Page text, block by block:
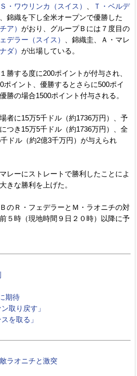
Ｓ・ワウリンカ（スイス）
Ｔ・ベルデ
、錦織を下し全米オープンで優勝した
ア） がおり、グループＢには７度目の
デラー（スイス）
、錦織圭、Ａ・マレ
ダ） が出場している。
勝する度に200ポイントが付与され、
ポイント、優勝するとさらに500ポイ
勝の場合1500ポイント付与される。
者に15万5千ドル（約1736万円）、予
つき15万5千ドル（約1736万円）、全
ドル（約2億3千万円）が与えられ
レーにストレートで勝利したことによ
きな勝利を上げた。
のＲ・フェデラーとＭ・ラオニチの対
５時（現地時間９日２０時）以降に予
期待
取り戻す」
を取る」
ラオニチと激突